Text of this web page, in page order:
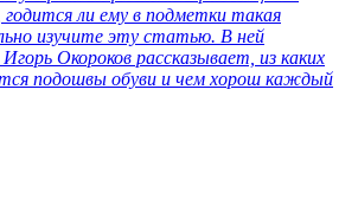
ли ему в подметки такая
изучите эту статью. В ней
Окороков рассказывает, из каких
подошвы обуви и чем хорош каждый